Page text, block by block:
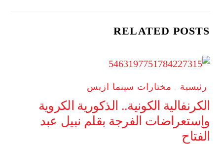
RELATED POSTS
رئيسية مختارات سينما ازيس
الكرنفالية الكونية.. الذكورية الكروية
وإستعراضات الفرجة بقلم نبيل عبد
الفتاح